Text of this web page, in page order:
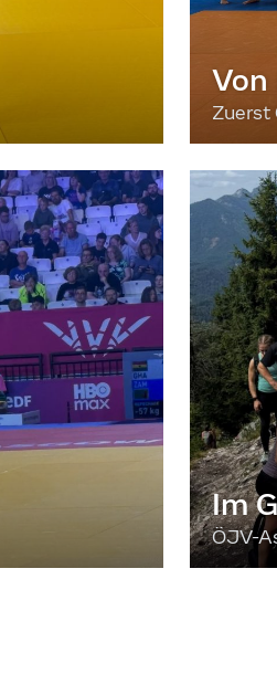
Zuerst
Im
ÖJV-